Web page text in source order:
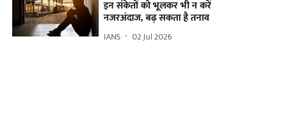
इन संकेतों को भूलकर भी न करें
नजरअंदाज, बढ़ सकता है तनाव
IANS 02 Jul 2026